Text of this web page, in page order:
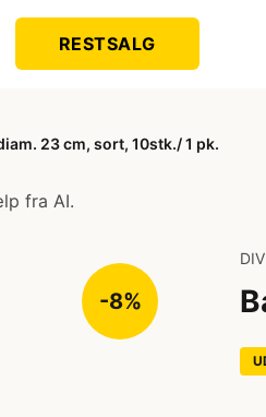
RESTSALG
23 cm, sort, 10stk./ 1 pk.
fra AI.
-8%